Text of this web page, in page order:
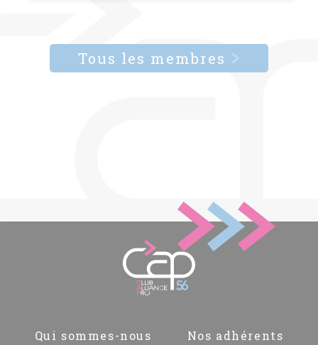
Tous les membres
Qui sommes-nous
Nos adhérents